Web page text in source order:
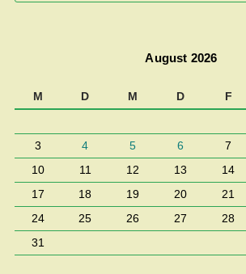
August 2026
M D M D F
3
4 5 6 7
10
11 12 13 14
17
18 19 20 21
24
25 26 27 28
31